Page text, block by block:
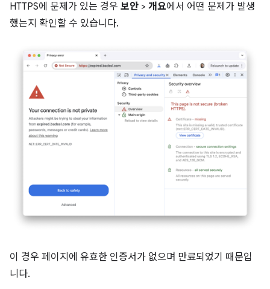
HTTPS에 문제가 있는 경우 보안 > 개요에서 어떤 문제가 발생
했는지 확인할 수 있습니다.
이 경우 페이지에 유효한 인증서가 없으며 만료되었기 때문입
니다.